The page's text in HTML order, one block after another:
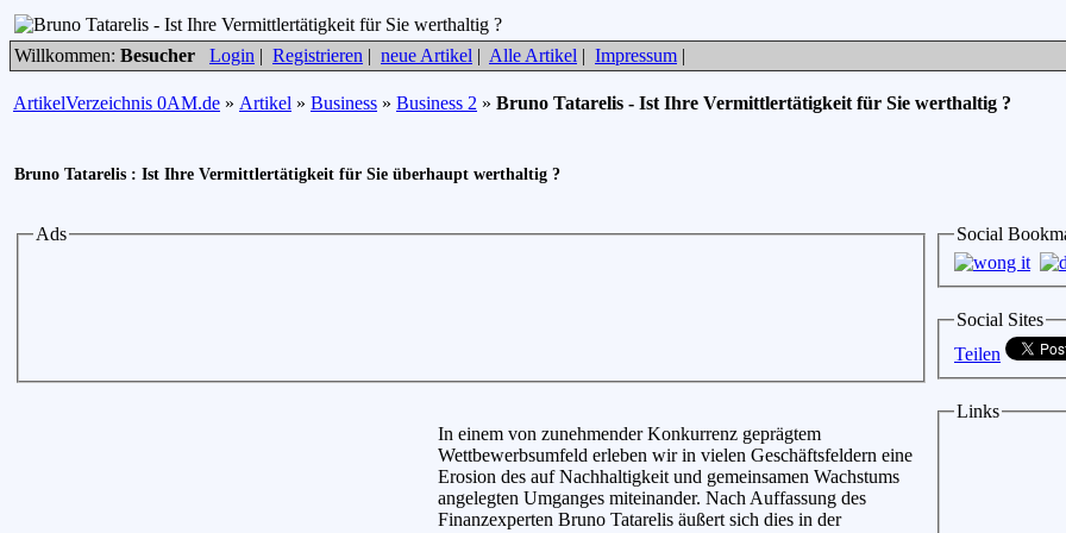
Willkommen: Besucher Login | Registrieren | neue Artikel | Alle Artikel | Impressum |
ArtikelVerzeichnis 0AM.de » Artikel » Business » Business 2 » Bruno Tatarelis - Ist Ihre Vermittlertätigkeit für Sie werthaltig ?
Bruno Tatarelis : Ist Ihre Vermittlertätigkeit für Sie überhaupt werthaltig ?
Ads
In einem von zunehmender Konkurrenz geprägtem
Wettbewerbsumfeld erleben wir in vielen Geschäftsfeldern eine
Erosion des auf Nachhaltigkeit und gemeinsamen Wachstums
angelegten Umganges miteinander. Nach Auffassung des
Finanzexperten Bruno Tatarelis äußert sich dies in der
Social
Social Sites
Teilen
Links